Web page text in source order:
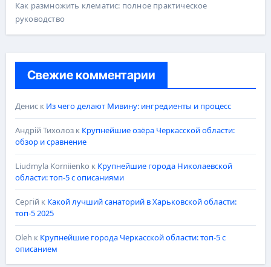
Как размножить клематис: полное практическое
руководство
Свежие комментарии
Дениск Из чего делают Мивину: ингредиенты и процесс
Андрій Тихолозк Крупнейшие озёра Черкасской области:
обзор и сравнение
Liudmyla Korniienko к Крупнейшие города Николаевской
области: топ-5 с описаниями
Сергійк Какой лучший санаторий в Харьковской области:
топ-5 2025
Oleh к Крупнейшие города Черкасской области: топ-5 с
описанием